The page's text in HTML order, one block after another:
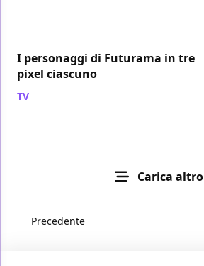
I personaggi di Futurama in tre
pixel ciascuno
TV
Carica altro
Precedente